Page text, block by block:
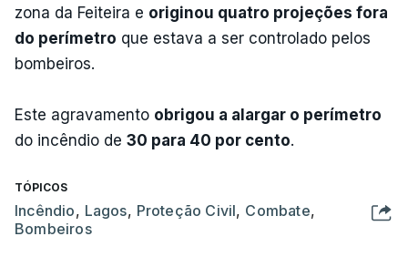
zona da Feiteira e originou quatro projeções fora
do perímetro que estava a ser controlado pelos
bombeiros.
Este agravamento obrigou a alargar o perímetro
do incêndio de 30 para 40 por cento.
TÓPICOS
Incêndio, Lagos, Proteção Civil, Combate,
Bombeiros